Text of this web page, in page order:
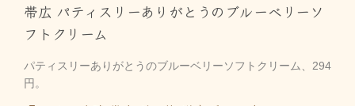
帯広 パティスリーありがとうのブルーベリーソ
フトクリーム
パティスリーありがとうのブルーベリーソフトクリーム、294
円。